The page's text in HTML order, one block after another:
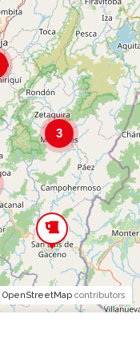
3
OpenStreetMap contributors